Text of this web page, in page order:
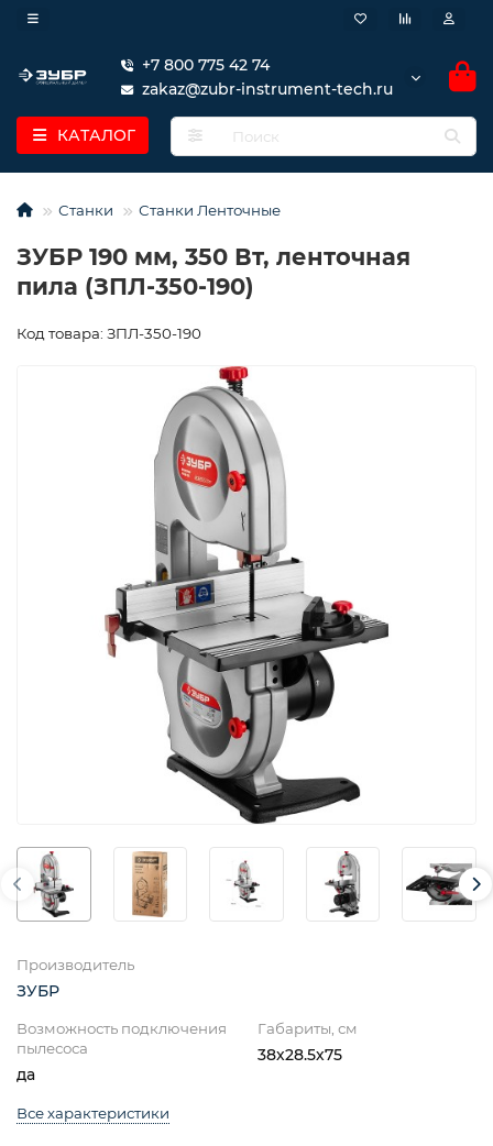
+7 800 775 42 74
zakaz@zubr-instrument-tech.ru
КАТАЛОГ
Станки Станки Ленточные
ЗУБР 190 мм, 350 Вт, ленточная
пила (ЗПЛ-350-190)
Код товара: ЗПЛ-350-190
Производитель
ЗУБР
Возможность подключения
пылесоса
да
Габариты, см
38х28.5х75
Все характеристики